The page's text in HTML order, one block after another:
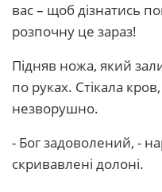
вас – щоб дізнатись
розпочну це зараз!
Підняв ножа, який
по руках. Стікала
незворушно.
- Бог задоволений, -
скривавлені долоні.